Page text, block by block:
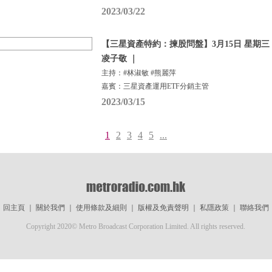
2023/03/22
【三星資產特約：揀股問盤】3月15日 星期
凌子敬 ｜
主持：#林淑敏 #熊麗萍
嘉賓：三星資產運用ETF分銷主管
2023/03/15
1 2 3 4 5 ...
回主頁｜ 關於我們 使用條款及細則 版權及免責聲明 私隱政策｜ 聯絡我們
Copyright 2020© Metro Broadcast Corporation Limited. All rights reserved.